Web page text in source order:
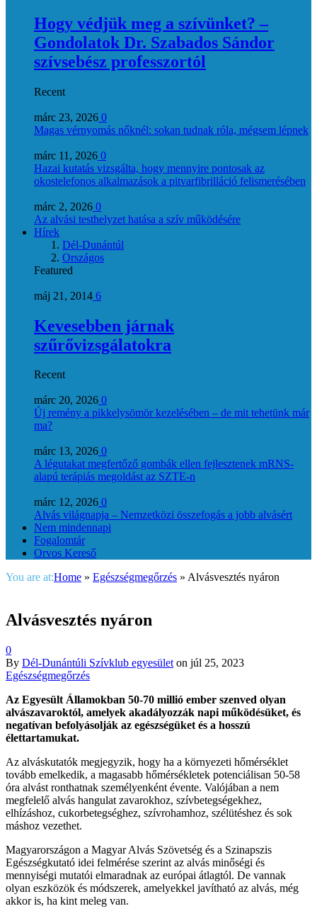
Hogy védjük meg a szívünket? –
Gondolatok Dr. Szabados Sándor
szívsebész professzortól
Recent
márc 23, 2026 0
Magas vérnyomás nőknél: sokan tudnak róla, mégsem lépnek
márc 11, 2026 0
Hazai kutatás vizsgálta, hogy mennyire pontosak az
okostelefonos alkalmazások a pitvarfibrilláció felismerésében
márc 2, 2026 0
Az alvási testhelyzet hatása a szív működésére
Hírek
Dél-Dunántúl
Országos
Featured
máj 21, 2014 6
Kevesebben járnak
szűrővizsgálatokra
Recent
márc 20, 2026 0
Új remény a pikkelysömör kezelésében – de mit tehetünk már
ma?
márc 13, 2026 0
A légutakat megfertőző gombák ellen fejlesztenek mRNS-
alapú terápiás megoldást az SZTE-n
márc 12, 2026 0
Alvás világnapja – Nemzetközi összefogás a jobb alvásért
Nem mindennapi
Fogalomtár
Orvos Kereső
You are at:Home » Egészségmegőrzés » Alvásvesztés nyáron
Alvásvesztés nyáron
0
By Dél-Dunántúli Szívklub egyesület on júl 25, 2023
Egészségmegőrzés
Az Egyesült Államokban 50-70 millió ember szenved olyan
alvászavaroktól, amelyek akadályozzák napi működésüket, és
negatívan befolyásolják az egészségüket és a hosszú
élettartamukat.
Az alváskutatók megjegyzik, hogy ha a környezeti hőmérséklet
tovább emelkedik, a magasabb hőmérsékletek potenciálisan 50-58
óra alvást ronthatnak személyenként évente. Valójában a nem
megfelelő alvás hangulat zavarokhoz, szívbetegségekhez,
elhízáshoz, cukorbetegséghez, szívrohamhoz, szélütéshez és sok
máshoz vezethet.
Magyarországon a Magyar Alvás Szövetség és a Szinapszis
Egészségkutató idei felmérése szerint az alvás minőségi és
mennyiségi mutatói elmaradnak az európai átlagtól. De vannak
olyan eszközök és módszerek, amelyekkel javítható az alvás, még
akkor is, ha kint meleg van.